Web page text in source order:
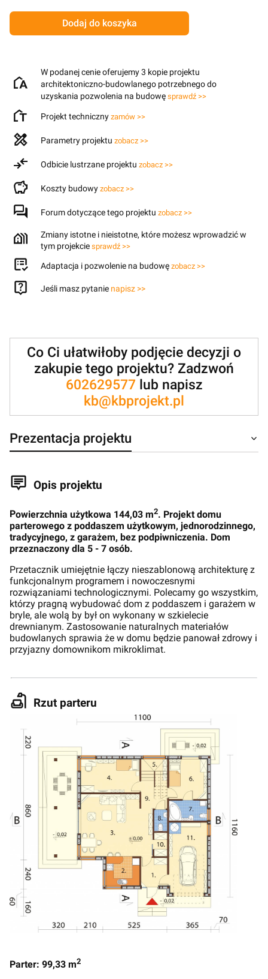
Dodaj do koszyka
W podanej cenie oferujemy 3 kopie projektu
architektoniczno-budowlanego potrzebnego do
uzyskania pozwolenia na budowę sprawdź >>
Projekt techniczny zamów >>
Parametry projektu zobacz >>
Odbicie lustrzane projektu zobacz >>
Koszty budowy zobacz >>
Forum dotyczące tego projektu zobacz >>
Zmiany istotne i nieistotne, które możesz wprowadzić w
tym projekcie sprawdź >>
Adaptacja i pozwolenie na budowę zobacz >>
Jeśli masz pytanie napisz >>
Co Ci ułatwiłoby podjęcie decyzji o
zakupie tego projektu? Zadzwoń
602629577lub napisz
kb@kbprojekt.pl
Prezentacja projektu
Opis projektu
Powierzchnia użytkowa 144,03 m2. Projekt domu
parterowego z poddaszem użytkowym, jednorodzinnego,
tradycyjnego, z garażem, bez podpiwniczenia. Dom
przeznaczony dla 5 - 7 osób.
Przetacznik umiejętnie łączy nieszablonową architekturę z
funkcjonalnym programem i nowoczesnymi
rozwiązaniami technologicznymi. Polecamy go wszystkim,
którzy pragną wybudować dom z poddaszem i garażem w
bryle, ale wolą by był on wykonany w szkielecie
drewnianym. Zastosowanie naturalnych materiałów
budowlanych sprawia że w domu będzie panował zdrowy i
przyjazny domownikom mikroklimat.
Rzut parteru
Parter: 99,33 m2